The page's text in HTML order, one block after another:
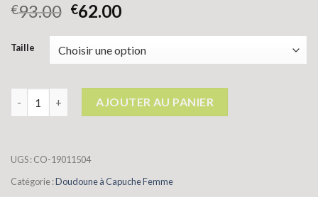
€93.00 €62.00
Taille
quantité de doudoune à capuche femme
AJOUTER AU PANIER
UGS :CO-19011504
Catégorie :Doudoune à Capuche Femme